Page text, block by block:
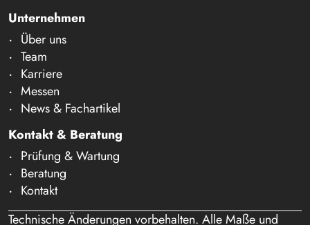
Unternehmen
Über uns
Team
Karriere
Messen
News & Fachartikel
Kontakt & Beratung
Prüfung & Wartung
Beratung
Kontakt
Technische Änderungen vorbehalten. Alle Maße und